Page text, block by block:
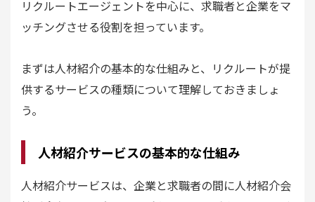
リクルートエージェントを中心に、求職者と企業をマ
ッチングさせる役割を担っています。
まずは人材紹介の基本的な仕組みと、リクルートが提
供するサービスの種類について理解しておきましょ
う。
人材紹介サービスの基本的な仕組み
人材紹介サービスは、企業と求職者の間に人材紹介会